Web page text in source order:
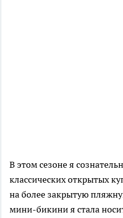
В этом сезоне я
классических открытых
на более закрытую
мини-бикини я стала